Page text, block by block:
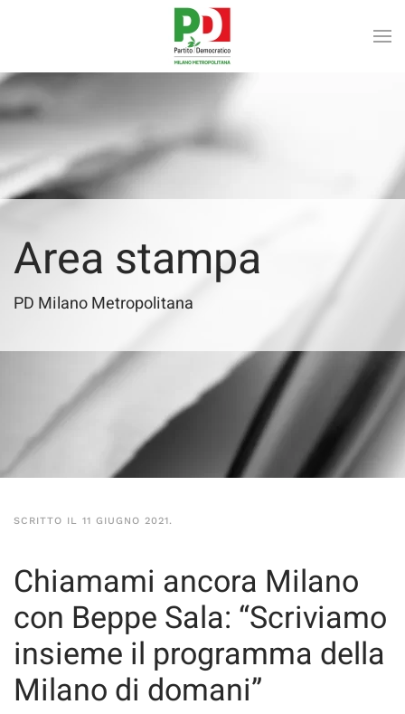
Area stampa
PD Milano Metropolitana
SCRITTO IL 11 GIUGNO 2021.
Chiamami ancora Milano
con Beppe Sala: “Scriviamo
insieme il programma della
Milano di domani”